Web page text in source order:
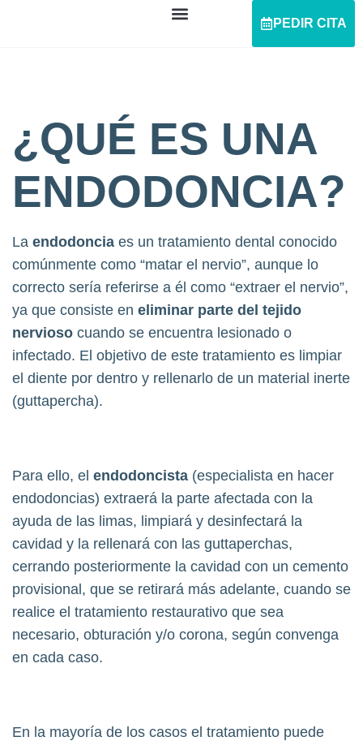
PEDIR CITA
¿QUÉ ES UNA
ENDODONCIA?
La endodoncia es un tratamiento dental conocido
comúnmente como “matar el nervio”, aunque lo
correcto sería referirse a él como “extraer el nervio”,
ya que consiste en eliminar parte del tejido
nervioso cuando se encuentra lesionado o
infectado. El objetivo de este tratamiento es limpiar
el diente por dentro y rellenarlo de un material inerte
(guttapercha).
Para ello, el endodoncista (especialista en hacer
endodoncias) extraerá la parte afectada con la
ayuda de las limas, limpiará y desinfectará la
cavidad y la rellenará con las guttaperchas,
cerrando posteriormente la cavidad con un cemento
provisional, que se retirará más adelante, cuando se
realice el tratamiento restaurativo que sea
necesario, obturación y/o corona, según convenga
en cada caso.
En la mayoría de los casos el tratamiento puede